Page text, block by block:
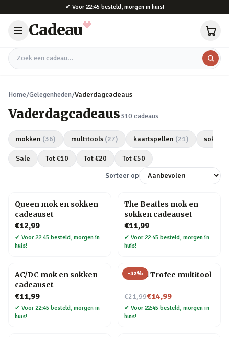
✔ Voor 22:45 besteld, morgen in huis!
Cadeau
Zoek een cadeau
Home/Gelegenheden/Vaderdagcadeaus
Vaderdagcadeaus310 cadeaus
mokken (36) multitools (27) kaartspellen (21) sokken
Sale Tot €10 Tot €20 Tot €50
Sorteer op
Queen mok en sokken
cadeauset
€12,99
✔ Voor 22:45 besteld, morgen in
huis!
The Beatles mok en
sokken cadeauset
€11,99
✔ Voor 22:45 besteld, morgen in
huis!
AC/DC mok en sokken
cadeauset
€11,99
✔ Voor 22:45 besteld, morgen in
huis!
-32%
#1 Dad Trofee multitool
€21,99
Nu voor€14,99
✔ Voor 22:45 besteld, morgen in
huis!